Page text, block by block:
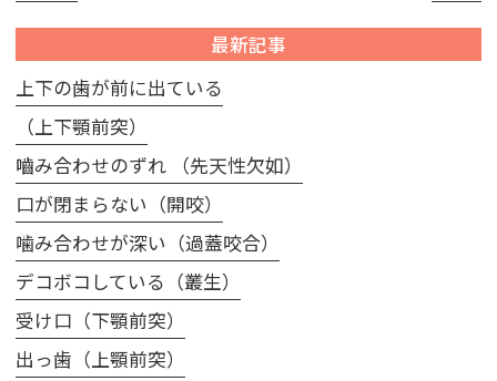
最新記事
上下の歯が前に出ている
（上下顎前突）
嚙み合わせのずれ （先天性欠如）
口が閉まらない（開咬）
噛み合わせが深い（過蓋咬合）
デコボコしている（叢生）
受け口（下顎前突）
出っ歯（上顎前突）